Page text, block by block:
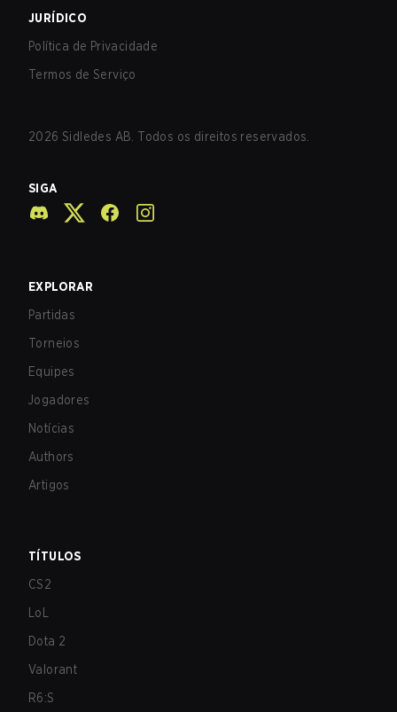
JURÍDICO
Política de Privacidade
Termos de Serviço
2026 Sidledes AB. Todos os direitos reservados.
SIGA
EXPLORAR
Partidas
Torneios
Equipes
Jogadores
Notícias
Authors
Artigos
TÍTULOS
CS2
LoL
Dota 2
Valorant
R6:S